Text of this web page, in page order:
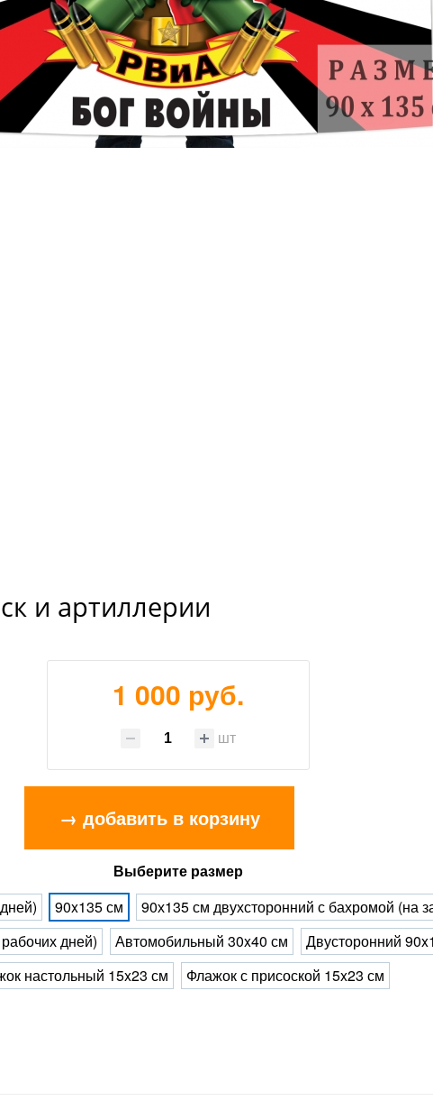
и артиллерии
1 000 руб.
шт
→ добавить в корзину
Выберите размер
90x135 см
90х135 см двухсторонний с бахромой (на
дней)
Автомобильный 30x40 см Двусторонний
настольный 15x23 см
Флажок с присоской 15x23 см